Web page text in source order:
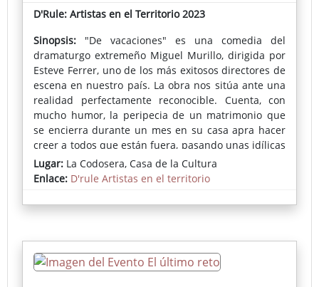
D'Rule: Artistas en el Territorio 2023
Sinopsis: "De vacaciones" es una comedia del
dramaturgo extremeño Miguel Murillo, dirigida por
Esteve Ferrer, uno de los más exitosos directores de
escena en nuestro país. La obra nos sitúa ante una
realidad perfectamente reconocible. Cuenta, con
mucho humor, la peripecia de un matrimonio que
se encierra durante un mes en su casa apra hacer
creer a todos que están fuera, pasando unas idílicas
vacaciones en el Caribe. El marido ha perdido el
empleo, pero no quiere que nadie piense que es un
con él a su, en principio, resignada esposa. El
límite. Nada puede hacer sospechar que hay
alguien dentro de la casa, pues el más mínimo
Lugar: La Codosera, Casa de la Cultura
Enlace: D'rule Artistas en el territorio